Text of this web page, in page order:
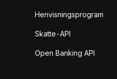
Henvisningsprogram
Skatte-API
Open Banking API